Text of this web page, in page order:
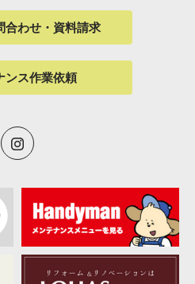
合わせ・資料請求
ンス作業依頼